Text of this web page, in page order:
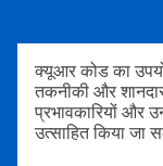
क्यूआर कोड का
तकनीकी और
प्रभावकारियों और
उत्साहित किया जा